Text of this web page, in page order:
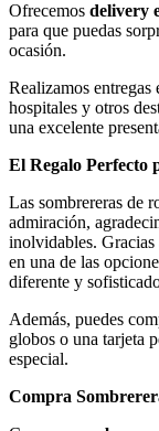
Ofrecemos delivery
para que puedas
ocasión.
Realizamos
hospitales y otros
una excelente
El Regalo Perfecto
Las sombrereras de
admiración,
inolvidables. Gracias
en una de las
diferente y
Además, puedes
globos o una tarjeta
especial.
Compra